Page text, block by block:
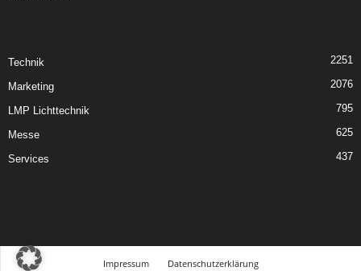
Technik 2251
Marketing 2076
LMP Lichttechnik 795
Messe 625
Services 437
Impressum Datenschutzerklärung